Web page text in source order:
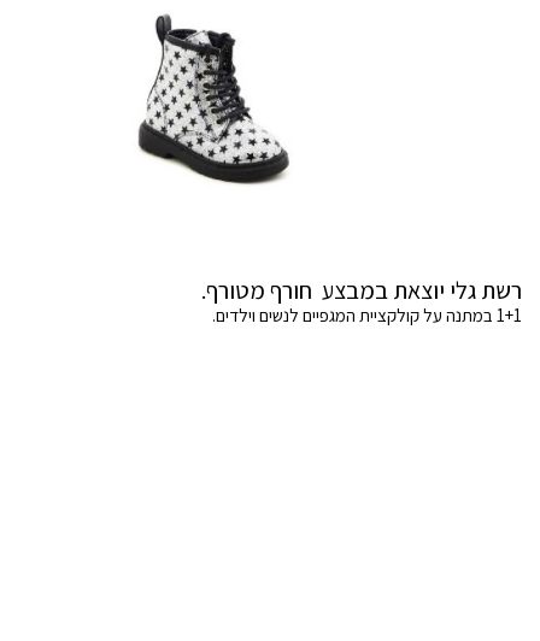
רשת גלי יוצאת במבצע חורף מטורף.
1+1 במתנה על קולקציית המגפיים לנשים וילדים.